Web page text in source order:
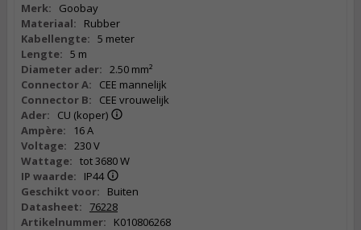
Merk:
Goobay
Materiaal:
Rubber
Kabellengte: 5 meter
Lengte: 5 m
Diameter ader: 2.50 mm²
Connector A:
CEE mannelijk
Connector B:
CEE vrouwelijk
Ader:
CU (koper)
Ampère:
16 A
Voltage: 230 V
Wattage: tot 3680 W
IP waarde:
IP44
Geschikt voor:
Buiten
Datasheet:
76228
Artikelnummer:
K010806268